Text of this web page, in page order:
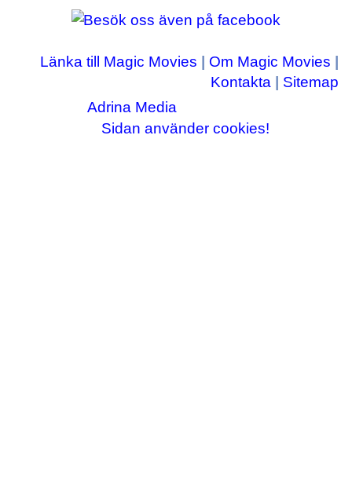
Länka till Magic Movies Om Magic Movies
Kontakta
Sitemap
Copyright © 2003-2026Adrina Media
Sidan använder cookies!